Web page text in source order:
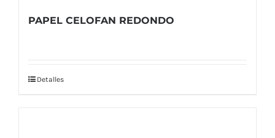
PAPEL CELOFAN REDONDO
Detalles